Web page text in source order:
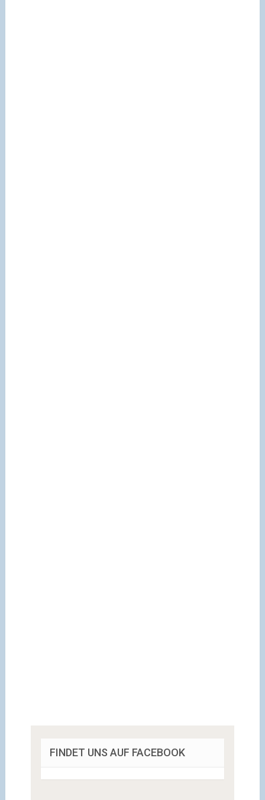
FINDET UNS AUF FACEBOOK